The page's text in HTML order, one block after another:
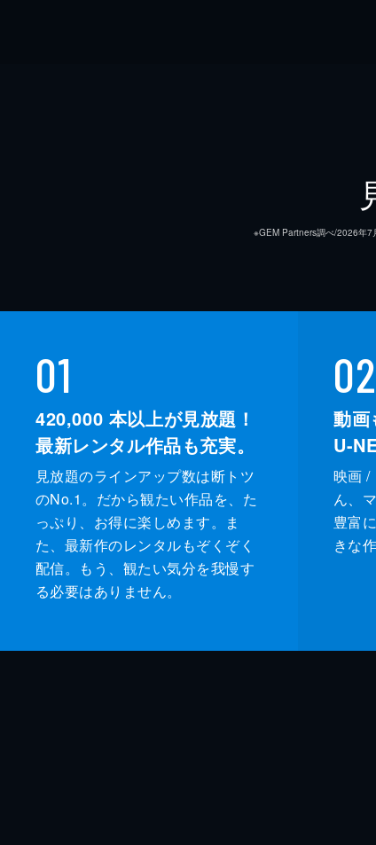
※GEM Partners調べ/2026年7
01
420,000 本以上が見放題！
最新レンタル作品も充実。
見放題のラインアップ数は断トツ
のNo.1。だから観たい作品を、た
っぷり、お得に楽しめます。ま
た、最新作のレンタルもぞくぞく
配信。もう、観たい気分を我慢す
る必要はありません。
02
動画
U-
映画 /
ん、
豊富
きな